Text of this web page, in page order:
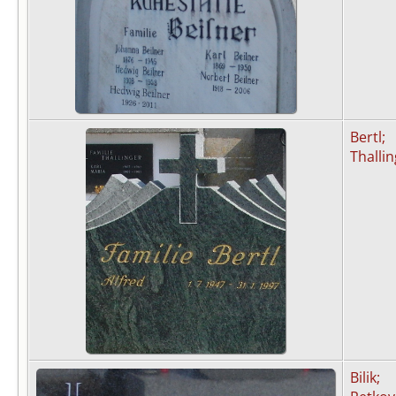
Bertl;
Bilik;